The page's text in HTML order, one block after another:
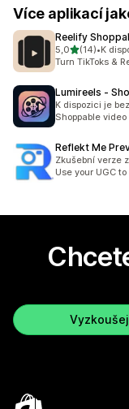
Více aplikací
Reelify
5,0z 5 hvězd
(14)
Celkový počet
•K
Turn TikToks &
Lumireels ‑
K dispozici je
Shoppable
Reflekt Me
Zkušební verze
Use your UGC